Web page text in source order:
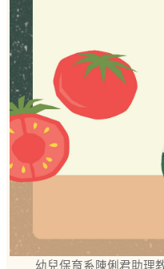
幼兒保育系陳俐君助理